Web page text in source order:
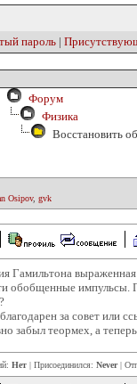
пароль |
Форум
Физика
Восстановить
Osipov, gvk
Гамильтона
обобщенные импульсы.
за совет или
забыл теормех, а
Нет | Присоединился: Never|